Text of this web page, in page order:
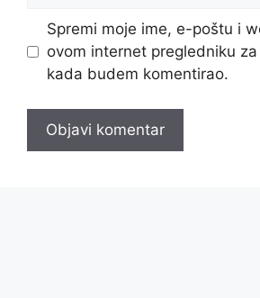
Spremi moje ime, e-poštu i
ovom internet pregledniku
kada budem komentirao.